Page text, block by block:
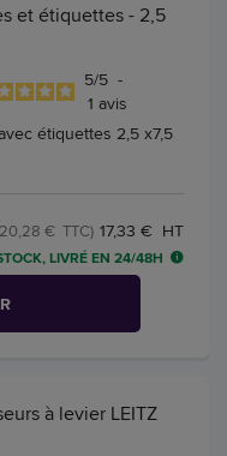
et étiquettes - 2,5
5/5 -
1avis
étiquettes 2,5 x7,5
17,33 € HT
€ TTC)
LIVRÉ EN 24/48H
à levier LEITZ